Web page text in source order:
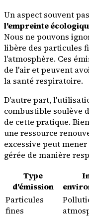
Un aspect souvent
l'empreinte
Nous ne pouvons
libère des particules
l'atmosphère. Ces
de l'air et peuvent
la santé respiratoire.
D'autre part,
combustible soulève
de cette pratique.
une ressource
excessive peut
gérée de manière
Type
d'émission
Particules
fines